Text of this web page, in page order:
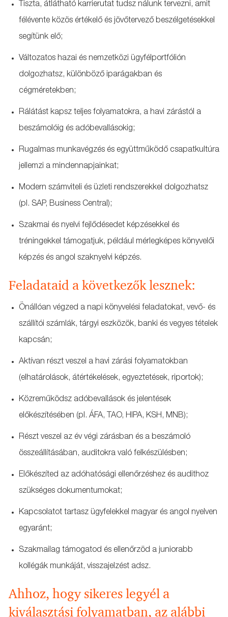
Tiszta, átlátható karrierutat tudsz nálunk tervezni, amit
félévente közös értékelő és jövőtervező beszélgetésekkel
segítünk elő;
Változatos hazai és nemzetközi ügyfélportfólión
dolgozhatsz, különböző iparágakban és
cégméretekben;
Rálátást kapsz teljes folyamatokra, a havi zárástól a
beszámolóig és adóbevallásokig;
Rugalmas munkavégzés és együttműködő csapatkultúra
jellemzi a mindennapjainkat;
Modern számviteli és üzleti rendszerekkel dolgozhatsz
(pl. SAP, Business Central);
Szakmai és nyelvi fejlődésedet képzésekkel és
tréningekkel támogatjuk, például mérlegképes könyvelői
képzés és angol szaknyelvi képzés.
Feladataid a következők lesznek:
Önállóan végzed a napi könyvelési feladatokat, vevő‑ és
szállítói számlák, tárgyi eszközök, banki és vegyes tételek
kapcsán;
Aktívan részt veszel a havi zárási folyamatokban
(elhatárolások, átértékelések, egyeztetések, riportok);
Közreműködsz adóbevallások és jelentések
előkészítésében (pl. ÁFA, TAO, HIPA, KSH, MNB);
Részt veszel az év végi zárásban és a beszámoló
összeállításában, auditokra való felkészülésben;
Előkészíted az adóhatósági ellenőrzéshez és audithoz
szükséges dokumentumokat;
Kapcsolatot tartasz ügyfelekkel magyar és angol nyelven
egyaránt;
Szakmailag támogatod és ellenőrzöd a juniorabb
kollégák munkáját, visszajelzést adsz.
Ahhoz, hogy sikeres legyél a
kiválasztási folyamatban, az alábbi